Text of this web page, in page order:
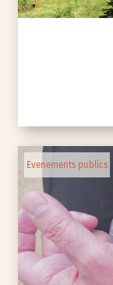
Evenements publics